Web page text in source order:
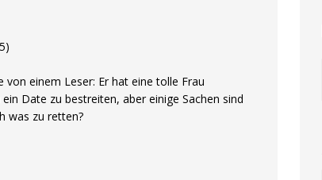
von einem Leser: Er hat eine tolle Frau
Date zu bestreiten, aber einige Sachen sind
was zu retten?